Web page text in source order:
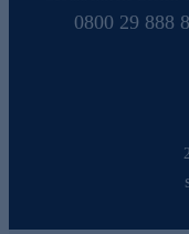
0800 29 888